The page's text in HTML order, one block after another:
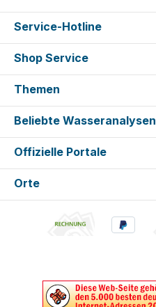
Service-Hotline
Shop Service
Themen
Beliebte Wasseranalysen
Offizielle Portale
Orte